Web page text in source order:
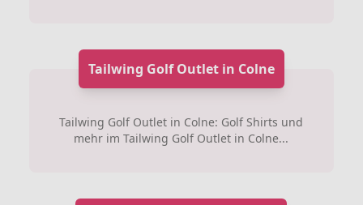
Tailwing Golf Outlet in Colne
Tailwing Golf Outlet in Colne: Golf Shirts und
mehr im Tailwing Golf Outlet in Colne...